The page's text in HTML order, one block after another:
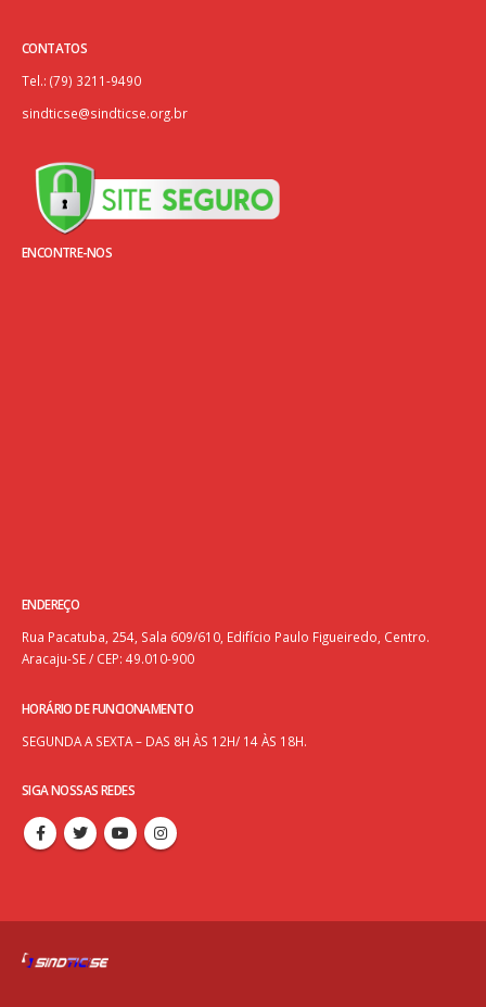
sindticse@sindticse.org.br
ENCONTRE-NOS
Rua Pacatuba, 254, Sala 609/610, Edifício Paulo Figueiredo, Centro.
Aracaju-SE / CEP: 49.010-900